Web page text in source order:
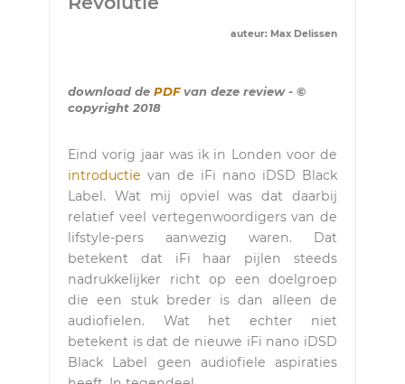
auteur: Max Delissen
download de PDFvan deze review - ©
copyright 2018
Eind vorig jaar was ik in Londen voor de
introductie van de iFi nano iDSD Black
Label. Wat mij opviel was dat daarbij
relatief veel vertegenwoordigers van de
lifstyle-pers aanwezig waren. Dat
betekent dat iFi haar pijlen steeds
nadrukkelijker richt op een doelgroep
die een stuk breder is dan alleen de
audiofielen. Wat het echter niet
betekent is dat de nieuwe iFi nano iDSD
Black Label geen audiofiele aspiraties